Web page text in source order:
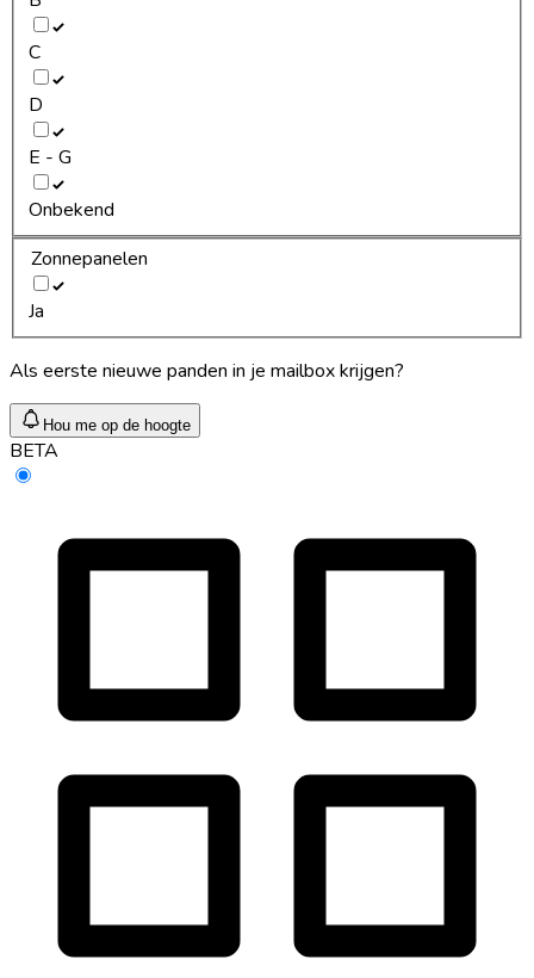
C
D
E - G
Onbekend
Zonnepanelen
Ja
Als eerste nieuwe panden in je mailbox krijgen?
Hou me op de hoogte
BETA